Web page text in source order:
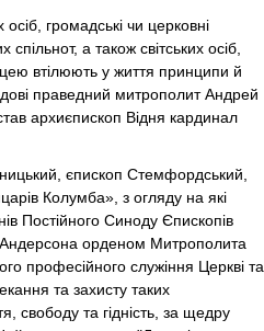
громадські чи церковні
спільнот, а також світських осіб,
втілюють у життя принципи й
праведний митрополит Андрей
архиєпископ Відня кардинал
єпископ Стемфордський,
Колумба», з огляду на які
Постійного Синоду Єпископів
орденом Митрополита
професійного служіння Церкві та
та захисту таких
свободу та гідність, за щедру